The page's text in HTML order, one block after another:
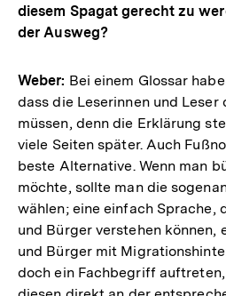
diesem Spagat gerecht zu
der Ausweg?
Weber: Bei einem Glossar
dass die Leserinnen und
müssen, denn die Erklärung
viele Seiten später. Auch
beste Alternative. Wenn man
möchte, sollte man die
wählen; eine einfach Sprache,
und Bürger verstehen können,
und Bürger mit
doch ein Fachbegriff